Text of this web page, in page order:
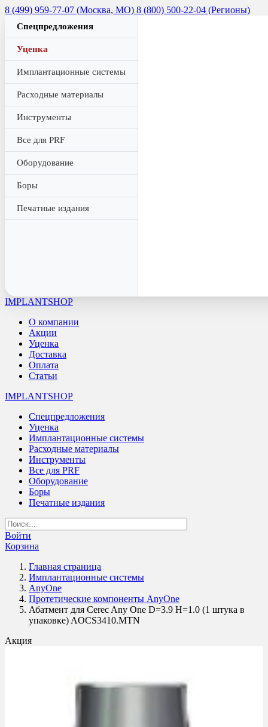
8 (499) 959-77-07 (Москва, МО) 8 (800) 500-22-04 (Регионы)
Спецпредложения
Уценка
Имплантационные системы
Расходные материалы
Инструменты
Все для PRF
Оборудование
Боры
Печатные издания
IMPLANTSHOP
О компании
Акции
Уценка
Доставка
Оплата
Статьи
IMPLANTSHOP
Спецпредложения
Уценка
Имплантационные системы
Расходные материалы
Инструменты
Все для PRF
Оборудование
Боры
Печатные издания
Войти
Корзина
Главная страница
Имплантационные системы
AnyOne
Протетические компоненты AnyOne
Абатмент для Cerec Any One D=3.9 H=1.0 (1 штука в
упаковке) AOCS3410.MTN
Акция